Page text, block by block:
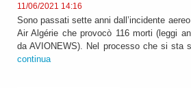
11/06/2021 14:16
Sono passati sette anni dall’incidente
Air Algérie che provocò 116 morti (leggi
da AVIONEWS). Nel processo che si sta
continua